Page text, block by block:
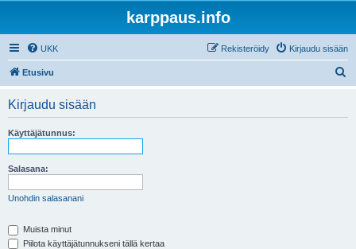
karppaus.info
UKK Kirjaudu sisään
Rekisteröidy
Etusivu
Kirjaudu sisään
Käyttäjätunnus:
Salasana:
Unohdin salasanani
Muista minut
Piilota käyttäjätunnukseni tällä kertaa